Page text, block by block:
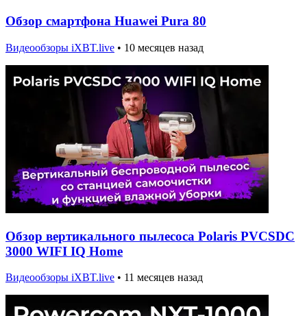
Обзор смартфона Huawei Pura 80
Видеообзоры iXBT.live • 10 месяцев назад
Обзор вертикального пылесоса Polaris PVCSDC
3000 WIFI IQ Home
Видеообзоры iXBT.live • 11 месяцев назад